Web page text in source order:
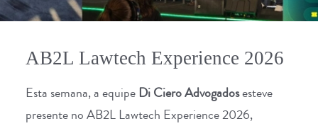
AB2L Lawtech Experience 2026
Esta semana, a equipeDi Ciero Advogadosesteve
presente no AB2L Lawtech Experience 2026,